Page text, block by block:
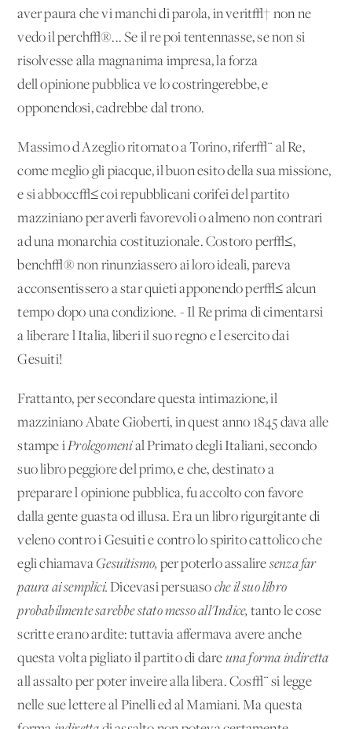
aver paura che vi manchi di parola, in verit√† non ne
vedo il perch√®... Se il re poi tentennasse, se non si
risolvesse alla magnanima impresa, la forza
dell'opinione pubblica ve lo costringerebbe, e
opponendosi, cadrebbe dal trono.
Massimo d'Azeglio ritornato a Torino, rifer√¨ al Re,
come meglio gli piacque, il buon esito della sua missione,
e si abbocc√≤ coi repubblicani corifei del partito
mazziniano per averli favorevoli o almeno non contrari
ad una monarchia costituzionale. Costoro per√≤,
bench√® non rinunziassero ai loro ideali, pareva
acconsentissero a star quieti apponendo per√≤ alcun
tempo dopo una condizione. - Il Re prima di cimentarsi
a liberare l'Italia, liberi il suo regno e l'esercito dai
Gesuiti!
Frattanto, per secondare questa intimazione, il
mazziniano Abate Gioberti, in quest'anno 1845 dava alle
stampe iProlegomenial Primato degli Italiani, secondo
suo libro peggiore del primo, e che, destinato a
preparare l'opinione pubblica, fu accolto con favore
dalla gente guasta od illusa. Era un libro rigurgitante di
veleno contro i Gesuiti e contro lo spirito cattolico che
egli chiamava Gesuitismo, per poterlo assalire senza far
paura ai semplici.Dicevasi persuaso che il suo libro
probabilmente sarebbe stato messo all'Indice, tanto le cose
scritte erano ardite: tuttavia affermava avere anche
questa volta pigliato il partito di dare una forma indiretta
all'assalto per poter inveire alla libera. Cos√¨ si legge
nelle sue lettere al Pinelli ed al Mamiani. Ma questa